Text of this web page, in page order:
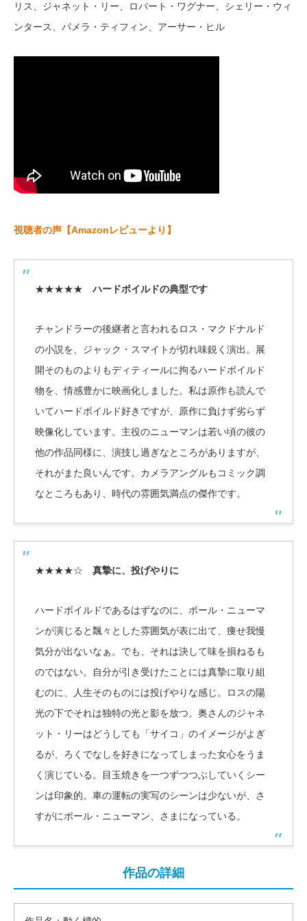
リス、ジャネット・リー、ロバート・ワグナー、シェリー・ウィ
ンタース、パメラ・ティフィン、アーサー・ヒル
視聴者の声【Amazonレビューより】
★★★★★ハードボイルドの典型です
チャンドラーの後継者と言われるロス・マクドナルド
の小説を、ジャック・スマイトが切れ味鋭く演出。展
開そのものよりもディティールに拘るハードボイルド
物を、情感豊かに映画化しました。私は原作も読んで
いてハードボイルド好きですが、原作に負けず劣らず
映像化しています。主役のニューマンは若い頃の彼の
他の作品同様に、演技し過ぎなところがありますが、
それがまた良いんです。カメラアングルもコミック調
なところもあり、時代の雰囲気満点の傑作です。
★★★★☆ 真摯に、投げやりに
ハードボイルドであるはずなのに、ポール・ニューマ
ンが演じると飄々とした雰囲気が表に出て、痩せ我慢
気分が出ないなぁ。でも、それは決して味を損ねるも
のではない。自分が引き受けたことには真摯に取り組
むのに、人生そのものには投げやりな感じ。ロスの陽
光の下でそれは独特の光と影を放つ。奥さんのジャネ
ット・リーはどうしても「サイコ」のイメージがよぎ
るが、ろくでなしを好きになってしまった女心をうま
く演じている。目玉焼きを一つずつつぶしていくシー
ンは印象的。車の運転の実写のシーンは少ないが、さ
すがにポール・ニューマン、さまになっている。
作品の詳細